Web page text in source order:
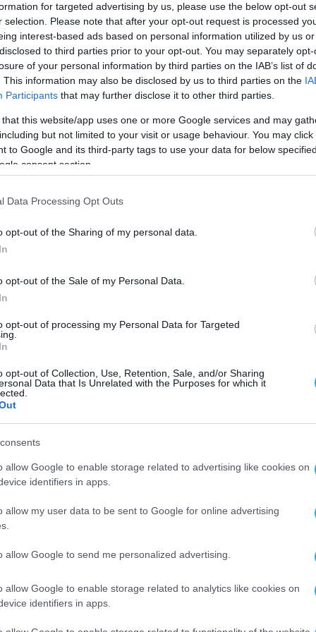
for targeted advertising by us, please use the below opt-out
selection. Please note that after your opt-out request is processed
interest-based ads based on personal information utilized by us
to third parties prior to your opt-out. You may separately
of your personal information by third parties on the IAB’s list of
This information may also be disclosed by us to third parties on the
Participants that may further disclose it to other third parties.
that this website/app uses one or more Google services and may
but not limited to your visit or usage behaviour. You may
to Google and its third-party tags to use your data for below
consent section.
Data Processing Opt Outs
opt-out of the Sharing of my personal data.
opt-out of the Sale of my Personal Data.
opt-out of processing my Personal Data for Targeted
opt-out of Collection, Use, Retention, Sale, and/or Sharing
Data that Is Unrelated with the Purposes for which it
allow Google to enable storage related to advertising like cookies on
identifiers in apps.
allow my user data to be sent to Google for online advertising
allow Google to send me personalized advertising.
allow Google to enable storage related to analytics like cookies on
identifiers in apps.
España.
μετόχων της Logbatind, στην
στον κλάδο της αποθήκευσης
συνεργάτες της Sunlight, συνεργασία που
της Logbatind το 2013. Η εταιρεία
για βιομηχανικά οχήματα, ενώ
συντήρησης για τα προϊόντα αυτά. Από το
εταιρείες στην Πορτογαλία για τις
αναπτυσσόμενο κλάδο της αποθήκευσης
μερών υπογράφηκε στις 7 Ιουνίου 2023
Διευθύνοντα Σύμβουλο της Sunlight Group
οικογένειας Jantarada. Ο κ. Carlos Jantarada
ενώ θα αναλάβει επίσης Εκτελεστικός
την εκτεταμένη εμπειρία του για να
στην Ιβηρική αγορά. Ο κ. Jantarada και οι
επέκταση και κάλυψη των προϊόντων της
υφιστάμενων αντιπροσώπων. Ταυτόχρονα, οι
εμπορική τους λειτουργία,
των πελατών σε τοπικό επίπεδο.
Διευθύνων Σύμβουλος της Sunlight Group,
μία μακρόχρονη συνεργασία με έναν
μαζί ώστε να διερευνήσουμε σημαντικές
της Sunlight Group είναι εκτενές,
να μεγαλώσουμε ακόμη περισσότερο τα
μολύβδου-οξέος και, ειδικότερα, να
λιθίου για εφαρμογές βιομηχανικής